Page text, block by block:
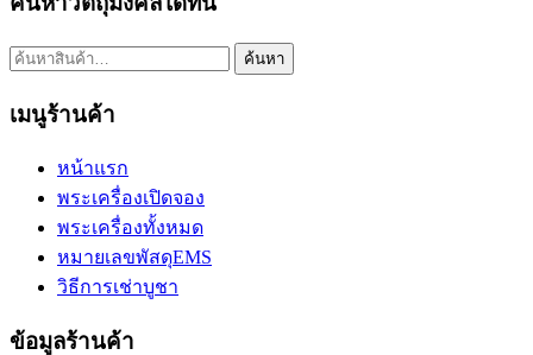
ค้นหา: ค้นหา
เมนูร้านค้า
หน้าแรก
พระเครื่องเปิดจอง
พระเครื่องทั้งหมด
หมายเลขพัสดุEMS
วิธีการเช่าบูชา
ข้อมูลร้านค้า